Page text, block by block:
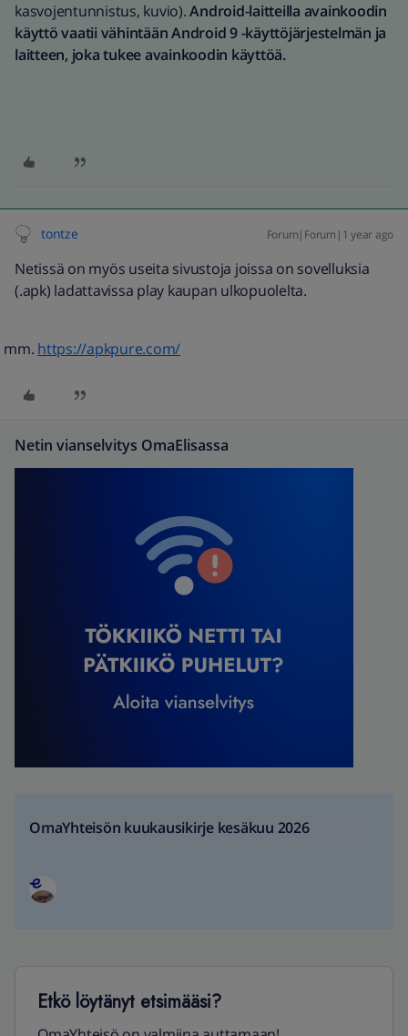
kasvojentunnistus, kuvio).Android-laitteilla avainkoodin
käyttö vaatii vähintään Android 9 -käyttöjärjestelmän ja
laitteen, joka tukee avainkoodin käyttöä.
tontze Forum|Forum|1 year ago
Netissä on myös useita sivustoja joissa on sovelluksia
(.apk) ladattavissa play kaupan ulkopuolelta.
https://apkpure.com/
Netin vianselvitys OmaElisassa
OmaYhteisön kuukausikirje kesäkuu 2026
Etkö löytänyt etsimääsi?